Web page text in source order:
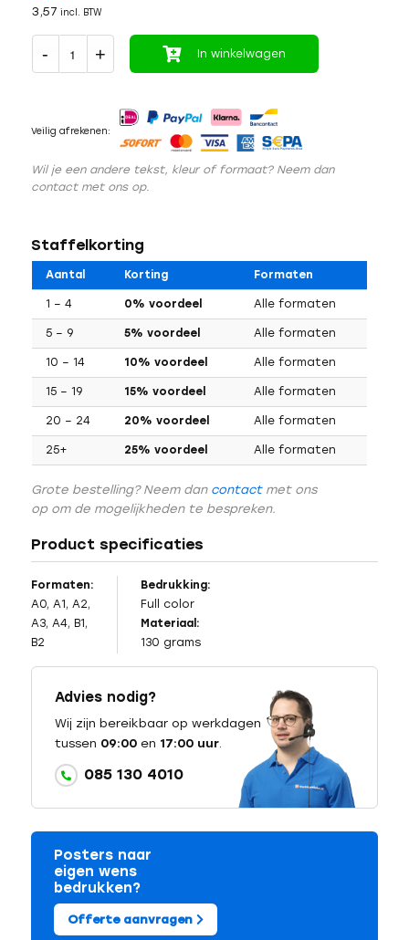
3,57 incl. BTW
In winkelwagen
Veilig afrekenen:
Wil je een andere tekst, kleur of formaat? Neem dan
contact met ons op.
Staffelkorting
Aantal Korting Formaten
1 – 4 0% voordeel Alle formaten
5 – 9 5% voordeel Alle formaten
10 – 14 10% voordeel Alle formaten
15 – 19 15% voordeel Alle formaten
20 – 24 20% voordeel Alle formaten
25+ 25% voordeel Alle formaten
Grote bestelling? Neem dan contactmet ons
op om de mogelijkheden te bespreken.
Product specificaties
Formaten:
A0, A1, A2,
A3, A4, B1,
B2
Bedrukking:
Full color
Materiaal:
130 grams
Advies nodig?
Wij zijn bereikbaar op werkdagen
tussen 09:00en 17:00 uur.
085 130 4010
Posters naar
eigen wens
bedrukken?
Offerte aanvragen